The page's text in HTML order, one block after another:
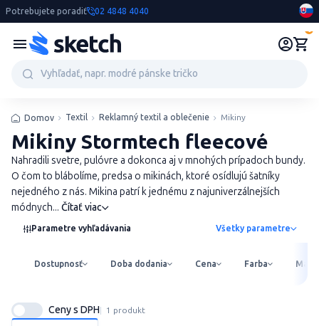
Potrebujete poradiť 02 4848 4040
Domov Textil Reklamný textil a oblečenie Mikiny
Mikiny Stormtech fleecové
Nahradili svetre, pulóvre a dokonca aj v mnohých prípadoch bundy.
O čom to blábolíme, predsa o mikinách, ktoré osídlujú šatníky
nejedného z nás. Mikina patrí k jednému z najuniverzálnejších
módnych... Čítať viac
Parametre vyhľadávania Všetky parametre
Dostupnosť Doba dodania Cena Farba
Ceny s DPH 1 produkt